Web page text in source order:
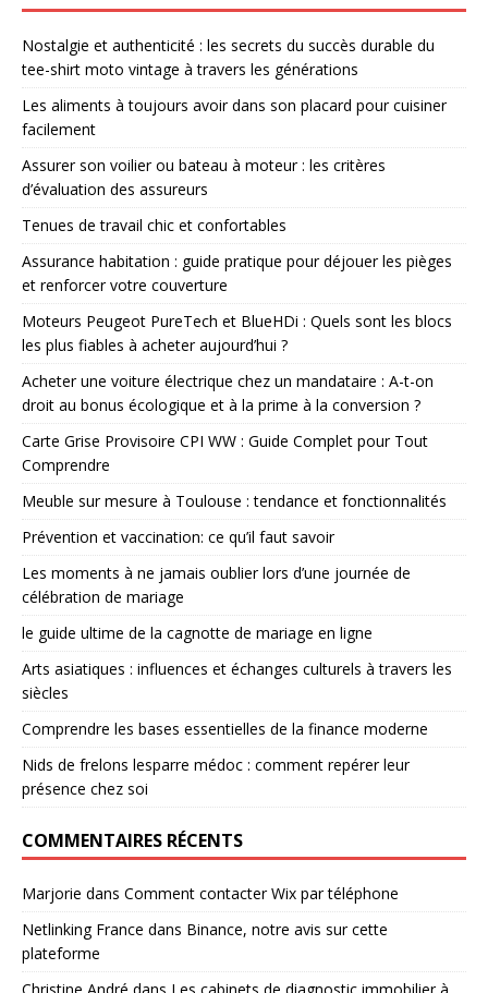
Nostalgie et authenticité : les secrets du succès durable du
tee-shirt moto vintage à travers les générations
Les aliments à toujours avoir dans son placard pour cuisiner
facilement
Assurer son voilier ou bateau à moteur : les critères
d’évaluation des assureurs
Tenues de travail chic et confortables
Assurance habitation : guide pratique pour déjouer les pièges
et renforcer votre couverture
Moteurs Peugeot PureTech et BlueHDi : Quels sont les blocs
les plus fiables à acheter aujourd’hui ?
Acheter une voiture électrique chez un mandataire : A-t-on
droit au bonus écologique et à la prime à la conversion ?
Carte Grise Provisoire CPI WW : Guide Complet pour Tout
Comprendre
Meuble sur mesure à Toulouse : tendance et fonctionnalités
Prévention et vaccination: ce qu’il faut savoir
Les moments à ne jamais oublier lors d’une journée de
célébration de mariage
le guide ultime de la cagnotte de mariage en ligne
Arts asiatiques : influences et échanges culturels à travers les
siècles
Comprendre les bases essentielles de la finance moderne
Nids de frelons lesparre médoc : comment repérer leur
présence chez soi
COMMENTAIRES RÉCENTS
Marjorie dans Comment contacter Wix par téléphone
Netlinking France dans Binance, notre avis sur cette
plateforme